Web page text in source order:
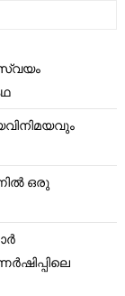
സ്വയം
ഒരു